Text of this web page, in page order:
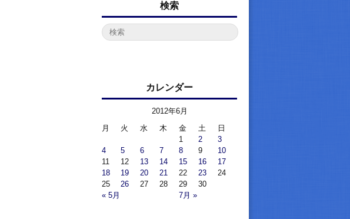
検索
カレンダー
2012年6月
月
火 水 木 金 土 日
« 5月 7月 »
1 2
3
4
5 6 7 8 9
10
11
12 13 14 15 16
17
18
19 20 21 22 23
24
25
26 27 28 29 30